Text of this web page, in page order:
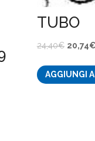
TUBO
24,40€ Il
20,74€
AGGIUNGI